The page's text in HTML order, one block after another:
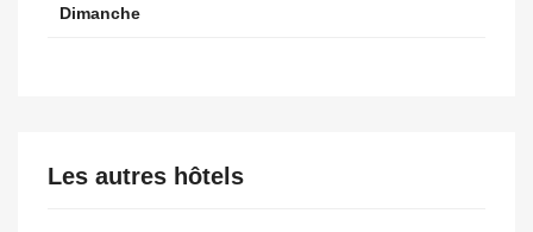
Dimanche
Les autres hôtels